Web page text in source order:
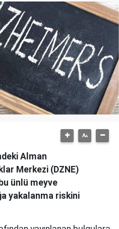
Alman
Merkezi (DZNE)
ünlü meyve
yakalanma riskini